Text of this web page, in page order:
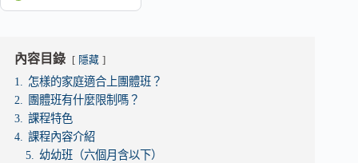
內容目錄 隱藏
1. 怎樣的家庭適合上團體班？
2.
團體班有什麼限制嗎？
3. 課程特色
4. 課程內容介紹
5. 幼幼班（六個月含以下）